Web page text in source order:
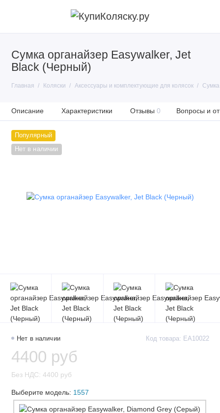
Сумка органайзер Easywalker, Jet
Black (Черный)
Главная Коляски Аксессуары и комплектующие для колясок
Описание Характеристики Отзывы 0 Вопросы и
Популярный
Нет в наличии
Нет в наличии Код товара: EA10022
4400 руб
Без НДС: 4400 руб
Выберите модель: 1557